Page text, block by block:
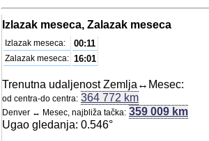
Izlazak meseca, Zalazak meseca
Izlazak meseca: 00:11
Zalazak meseca: 16:01
Trenutna udaljenost Zemlja↔Mesec:
od centra-do centra: 364 772 km
Denver ↔ Mesec, najbliža tačka: 359 009 km
Ugao gledanja: 0.546°